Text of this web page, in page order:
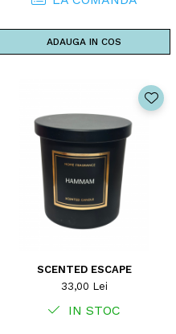
ADAUGA IN COS
SCENTED ESCAPE
33,00 Lei
IN STOC